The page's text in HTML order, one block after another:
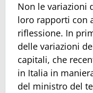
Non le variazioni
loro rapporti con
riflessione. In
delle variazioni
capitali, che
in Italia in
del ministro del